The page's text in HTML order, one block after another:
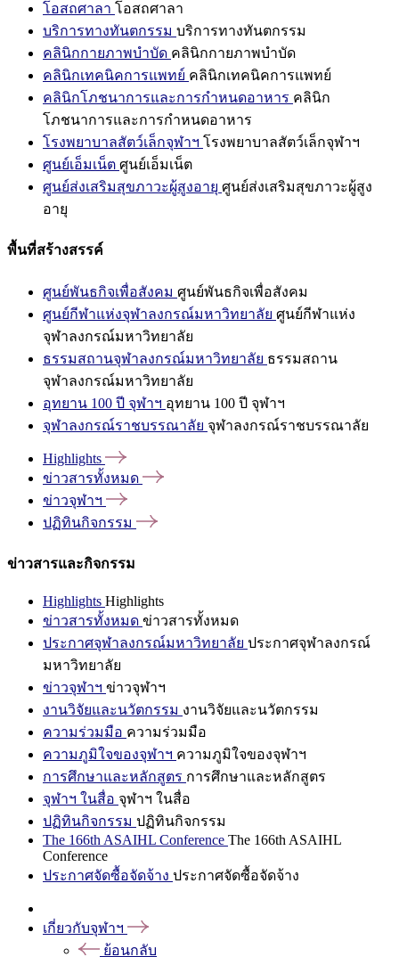
โอสถศาลา โอสถศาลา
บริการทางทันตกรรม บริการทางทันตกรรม
คลินิกกายภาพบำบัด คลินิกกายภาพบำบัด
คลินิกเทคนิคการแพทย์ คลินิกเทคนิคการแพทย์
คลินิกโภชนาการและการกำหนดอาหาร คลินิก
โภชนาการและการกำหนดอาหาร
โรงพยาบาลสัตว์เล็กจุฬาฯ โรงพยาบาลสัตว์เล็กจุฬาฯ
ศูนย์เอ็มเน็ต ศูนย์เอ็มเน็ต
ศูนย์ส่งเสริมสุขภาวะผู้สูงอายุ ศูนย์ส่งเสริมสุขภาวะผู้สูง
อายุ
พื้นที่สร้างสรรค์
ศูนย์พันธกิจเพื่อสังคม ศูนย์พันธกิจเพื่อสังคม
ศูนย์กีฬาแห่งจุฬาลงกรณ์มหาวิทยาลัย ศูนย์กีฬาแห่ง
จุฬาลงกรณ์มหาวิทยาลัย
ธรรมสถานจุฬาลงกรณ์มหาวิทยาลัย ธรรมสถาน
จุฬาลงกรณ์มหาวิทยาลัย
อุทยาน 100 ปี จุฬาฯ อุทยาน 100 ปี จุฬาฯ
จุฬาลงกรณ์ราชบรรณาลัย จุฬาลงกรณ์ราชบรรณาลัย
Highlights
ข่าวสารทั้งหมด
ข่าวจุฬาฯ
ปฏิทินกิจกรรม
ข่าวสารและกิจกรรม
Highlights Highlights
ข่าวสารทั้งหมด ข่าวสารทั้งหมด
ประกาศจุฬาลงกรณ์มหาวิทยาลัย ประกาศจุฬาลงกรณ์
มหาวิทยาลัย
ข่าวจุฬาฯ ข่าวจุฬาฯ
งานวิจัยและนวัตกรรม งานวิจัยและนวัตกรรม
ความร่วมมือ ความร่วมมือ
ความภูมิใจของจุฬาฯ ความภูมิใจของจุฬาฯ
การศึกษาและหลักสูตร การศึกษาและหลักสูตร
จุฬาฯ ในสื่อ จุฬาฯ ในสื่อ
ปฏิทินกิจกรรม ปฏิทินกิจกรรม
The 166th ASAIHL Conference The 166th ASAIHL
Conference
ประกาศจัดซื้อจัดจ้าง ประกาศจัดซื้อจัดจ้าง
เกี่ยวกับจุฬาฯ
ย้อนกลับ